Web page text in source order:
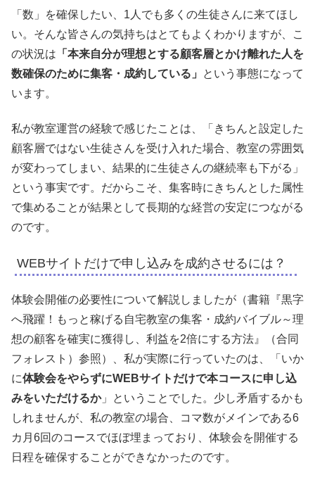
「数」を確保したい、1人でも多くの生徒さんに来てほし
い。そんな皆さんの気持ちはとてもよくわかりますが、こ
の状況は 「本来自分が理想とする顧客層とかけ離れた人を
数確保のために集客・成約している」
という事態になって
います。
私が教室運営の経験で感じたことは、「きちんと設定した
顧客層ではない生徒さんを受け入れた場合、教室の雰囲気
が変わってしまい、結果的に生徒さんの継続率も下がる」
という事実です。だからこそ、集客時にきちんとした属性
で集めることが結果として長期的な経営の安定につながる
のです。
WEBサイトだけで申し込みを成約させるには？
体験会開催の必要性について解説しましたが（書籍『黒字
へ飛躍！もっと稼げる自宅教室の集客・成約バイブル～理
想の顧客を確実に獲得し、利益を2倍にする方法』（合同
フォレスト）参照）、私が実際に行っていたのは、「いか
に体験会をやらずにWEBサイトだけで本コースに申し込
みをいただけるか」ということでした。少し矛盾するかも
しれませんが、私の教室の場合、コマ数がメインである6
カ月6回のコースでほぼ埋まっており、体験会を開催する
日程を確保することができなかったのです。